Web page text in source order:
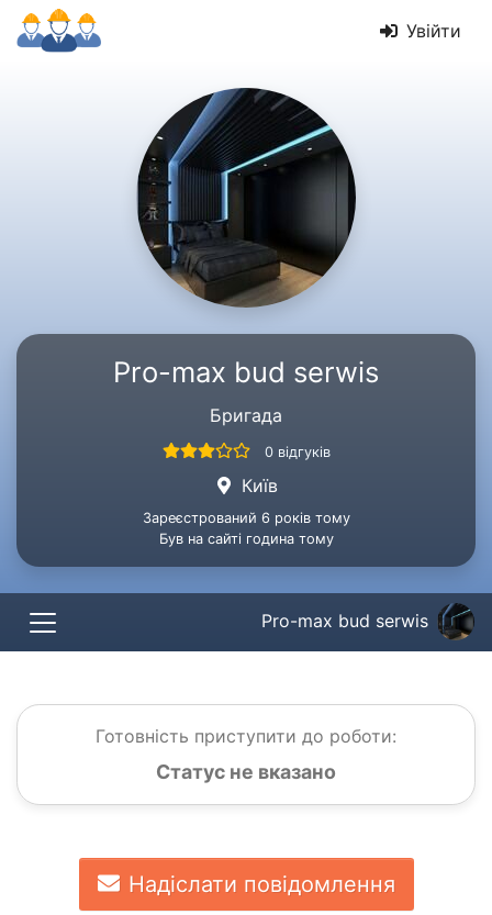
Увійти
Pro-max bud serwis
Бригада
0 відгуків
Київ
Зареєстрований 6 років тому
Був на сайті година тому
Pro-max bud serwis
Готовність приступити до роботи:
Статус не вказано
Надіслати повідомлення